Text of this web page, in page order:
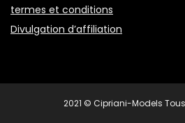
termes et conditions
Divulgation d’affiliation
2021 © Cipriani-Models